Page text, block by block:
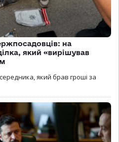
на
який «вирішував
який брав гроші за